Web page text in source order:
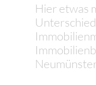
Hier etwas